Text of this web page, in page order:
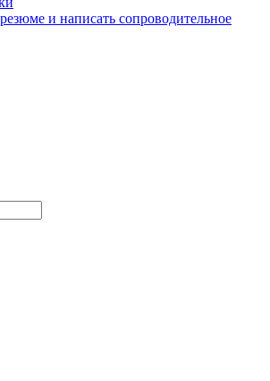
и написать сопроводительное